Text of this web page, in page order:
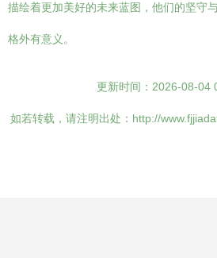
描绘着更加美好的未来蓝图，他们的坚守
格外有意义。
更新时间：2026-08-04
如若转载，请注明出处：http://